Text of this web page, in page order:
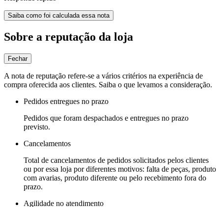
Saiba como foi calculada essa nota
Sobre a reputação da loja
Fechar
A nota de reputação refere-se a vários critérios na experiência de
compra oferecida aos clientes. Saiba o que levamos a consideração.
Pedidos entregues no prazo
Pedidos que foram despachados e entregues no prazo
previsto.
Cancelamentos
Total de cancelamentos de pedidos solicitados pelos clientes
ou por essa loja por diferentes motivos: falta de peças, produto
com avarias, produto diferente ou pelo recebimento fora do
prazo.
Agilidade no atendimento